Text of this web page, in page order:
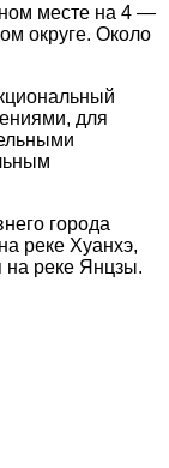
месте на 4 —
округе. Около
для
города
реке Хуанхэ,
на реке Янцзы.